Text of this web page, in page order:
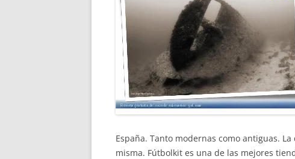
España. Tanto modernas como antiguas.
misma. Fútbolkit es una de las mejores